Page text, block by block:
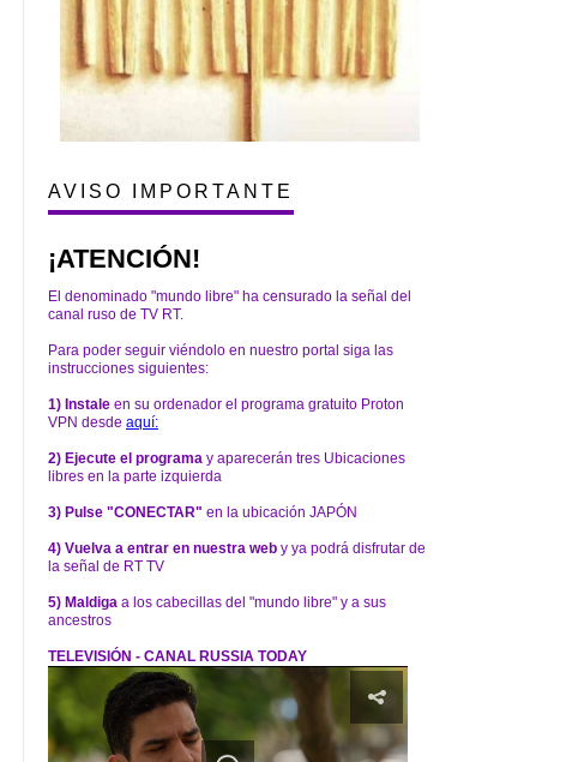
AVISO IMPORTANTE
¡ATENCIÓN!
El denominado "mundo libre" ha censurado la señal del
canal ruso de TV RT.
Para poder seguir viéndolo en nuestro portal siga las
instrucciones siguientes:
1) Instale en su ordenador el programa gratuito Proton
VPN desde aquí:
2) Ejecute el programa y aparecerán tres Ubicaciones
libres en la parte izquierda
3) Pulse "CONECTAR" en la ubicación JAPÓN
4) Vuelva a entrar en nuestra web y ya podrá disfrutar de
la señal de RT TV
5) Maldiga a los cabecillas del "mundo libre" y a sus
ancestros
TELEVISIÓN - CANAL RUSSIA TODAY